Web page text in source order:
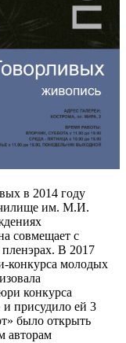
в 2014 году
им. М.И.
совмещает с
В 2017
конкурса молодых
конкурса
присудило ей 3
было открыть
авторам